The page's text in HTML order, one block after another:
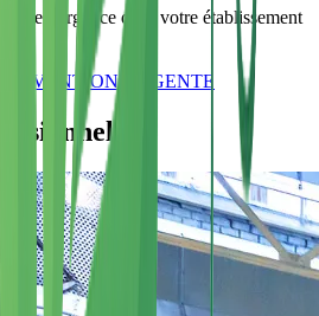
en urgence dans votre établissement
URGENTE